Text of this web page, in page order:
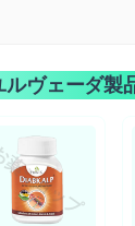
ヴェーダ製
ショップ